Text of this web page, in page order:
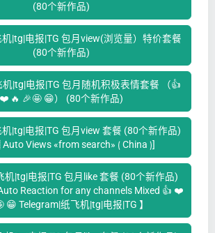
(80个新作品)
|tg|电报|TG 包月view(浏览量）特价套餐
(80个新作品)
机|tg|电报|TG 包月随机积极表情套餐 （👍
❤️ 🔥 🎉🤩 😁） (80个新作品)
|tg|电报|TG 包月view 套餐 (80个新作品)
Views «from search» ⟮ China ⟯]
机|tg|电报|TG 包月like 套餐 (80个新作品)
Auto Reaction for any channels Mixed 👍 ❤️
😁 Telegram|纸飞机|tg|电报|TG 】